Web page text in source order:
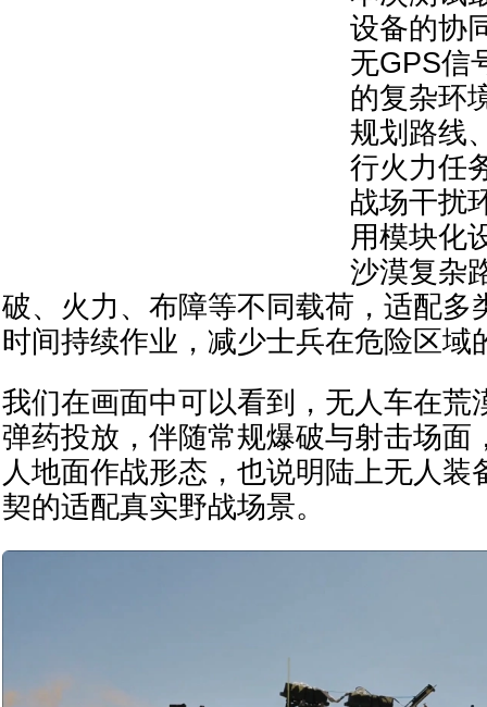
设备的协
无GPS信
的复杂环
规划路线
行火力任
战场干扰
用模块化
沙漠复杂
破、火力、布障等不同载荷，适配多
时间持续作业，减少士兵在危险区域
我们在画面中可以看到，无人车在荒
弹药投放，伴随常规爆破与射击场面
人地面作战形态，也说明陆上无人装
契的适配真实野战场景。